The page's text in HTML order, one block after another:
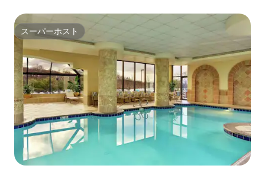
スーパーホスト
スーパーホスト